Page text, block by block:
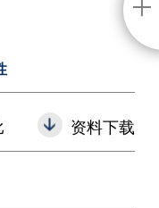
资料下载